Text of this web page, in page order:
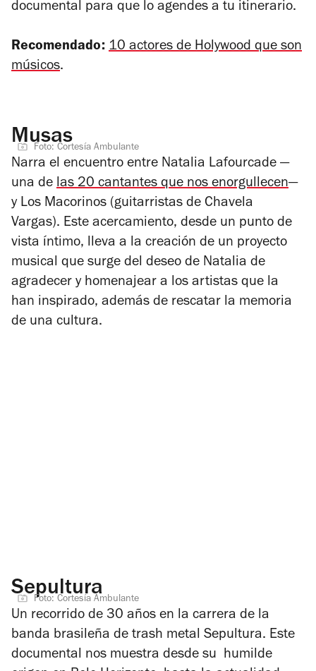
documental para que lo agendes a tu itinerario.
Recomendado: 10 actores de Holywood que son
músicos.
Musas
Foto: Cortesía Ambulante
Narra el encuentro entre Natalia Lafourcade —
una de las 20 cantantes que nos enorgullecen—
y Los Macorinos (guitarristas de Chavela
Vargas). Este acercamiento, desde un punto de
vista íntimo, lleva a la creación de un proyecto
musical que surge del deseo de Natalia de
agradecer y homenajear a los artistas que la
han inspirado, además de rescatar la memoria
de una cultura.
Sepultura
Foto: Cortesía Ambulante
Un recorrido de 30 años en la carrera de la
banda brasileña de trash metal Sepultura. Este
documental nos muestra desde su humilde